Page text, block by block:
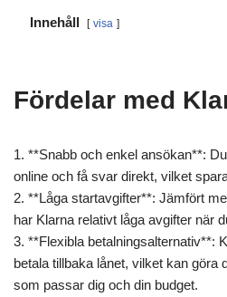
Innehåll visa
Fördelar med
1. **Snabb och enkel ansökan**:
online och få svar direkt, vilket
2. **Låga startavgifter**: Jämfört
har Klarna relativt låga avgifter när
3. **Flexibla betalningsalternativ**:
betala tillbaka lånet, vilket kan göra
som passar dig och din budget.